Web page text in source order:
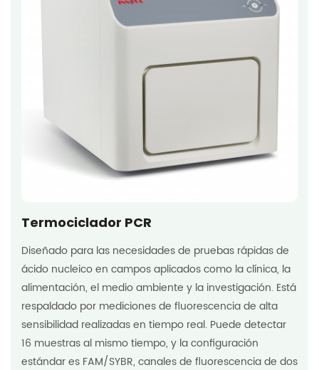
Termociclador PCR
Diseñado para las necesidades de pruebas rápidas de
ácido nucleico en campos aplicados como la clínica, la
alimentación, el medio ambiente y la investigación. Está
respaldado por mediciones de fluorescencia de alta
sensibilidad realizadas en tiempo real. Puede detectar
16 muestras al mismo tiempo, y la configuración
estándar es FAM/SYBR, canales de fluorescencia de dos